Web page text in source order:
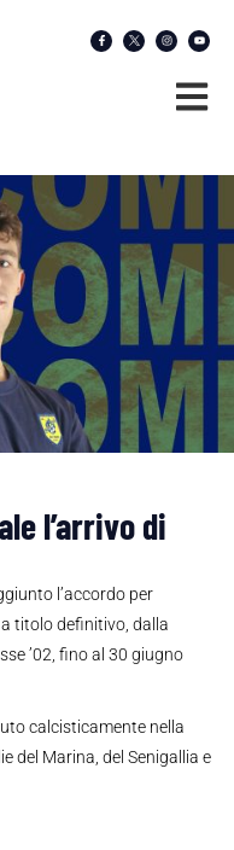
l’arrivo di
l’accordo per
titolo definitivo, dalla
’02, fino al 30 giugno
calcisticamente nella
del Marina, del Senigallia e